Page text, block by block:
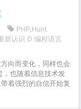
PHP,Hunt
新认识 D 编程语言
向而变化，同样也会
，也随着信息技术发
着强烈的自信开始复